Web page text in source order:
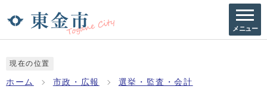
メニュー
現在の位置
ホーム 市政・広報 選挙・監査・会計